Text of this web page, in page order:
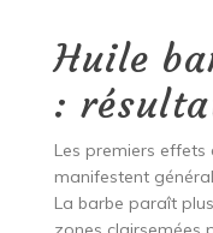
Huile
:
Les premiers effets
manifestent
La barbe paraît